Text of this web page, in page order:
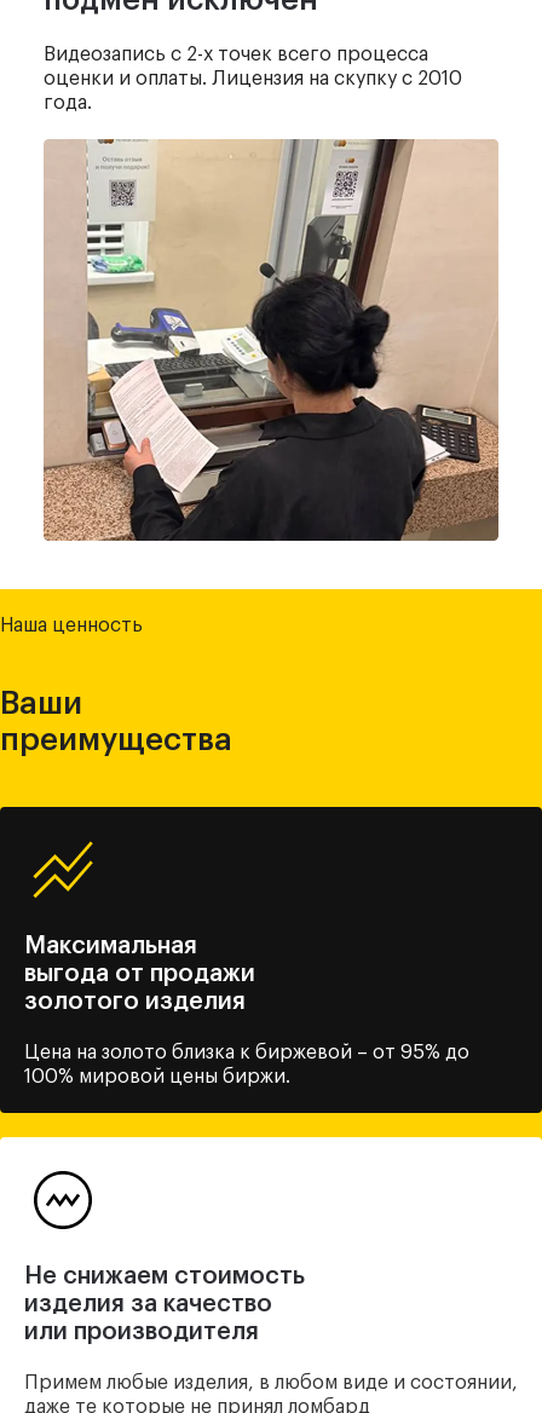
Видеозапись с 2-х точек всего процесса
оценки и оплаты. Лицензия на скупку с 2010
года.
Наша ценность
Ваши
преимущества
Максимальная
выгода от продажи
золотого изделия
Цена на золото близка к биржевой – от 95% до
100% мировой цены биржи.
Не снижаем стоимость
изделия за качество
или производителя
Примем любые изделия, в любом виде и состоянии,
даже те которые не принял ломбард